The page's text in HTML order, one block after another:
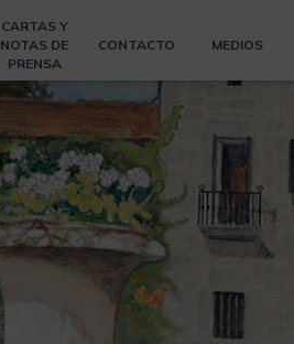
CARTAS Y
NOTAS DE
PRENSA
CONTACTO MEDIOS